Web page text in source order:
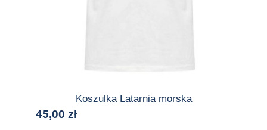
Koszulka Latarnia morska
45,00 zł